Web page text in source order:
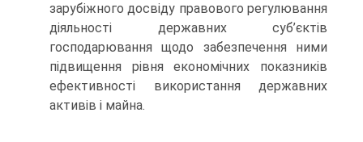
зарубіжного досвіду правового регулювання
діяльності державних суб’єктів
господарювання щодо забезпечення ними
підвищення рівня економічних показників
ефективності використання державних
активів і майна.